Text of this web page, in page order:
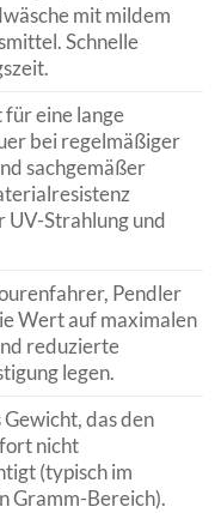
mit mildem
Schnelle
eine lange
bei regelmäßiger
sachgemäßer
UV-Strahlung und
Pendler
Wert auf maximalen
reduzierte
legen.
das den
nicht
(typisch im
Gramm-Bereich).